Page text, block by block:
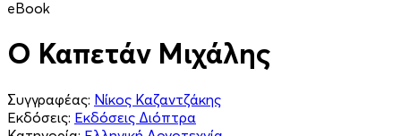
eBook
Ο Καπετάν Μιχάλης
Συγγραφέας: Νίκος Καζαντζάκης
Εκδόσεις: Εκδόσεις Διόπτρα